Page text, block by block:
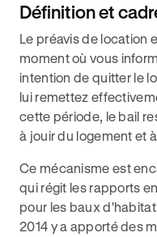
Définition et
Le préavis de location
moment où vous
intention de quitter le
lui remettez
cette période, le bail
à jouir du logement et
Ce mécanisme est
qui régit les rapports
pour les baux
2014 y a apporté des